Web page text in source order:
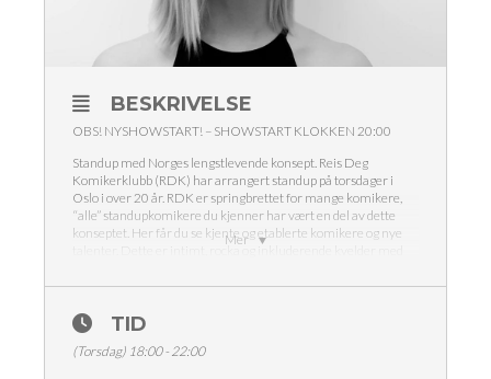
Mer
BESKRIVELSE
OBS! NYSHOWSTART! – SHOWSTART KLOKKEN 20:00
Standup med Norges lengstlevende konsept. Reis Deg
Komikerklubb (RDK) har arrangert standup på torsdager i
Oslo i over 20 år. RDK er springbrettet for mange komikere,
“alle” standupkomikere du kjenner har vært en del av dette
konseptet. Her får du se kjente og etablerte komikere og nye
Laurits Lundgaard
Marlene Stavrum
Aleksander Økland
TID
(Torsdag) 18:00 - 22:00